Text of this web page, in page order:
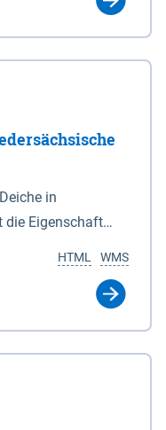
in
die Eigenschaft
ausspricht. Für
die dem
WMS
HTML